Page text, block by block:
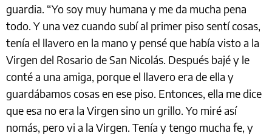
guardia. “Yo soy muy humana y me da mucha pena
todo. Y una vez cuando subí al primer piso sentí cosas,
tenía el llavero en la mano y pensé que había visto a la
Virgen del Rosario de San Nicolás. Después bajé y le
conté a una amiga, porque el llavero era de ella y
guardábamos cosas en ese piso. Entonces, ella me dice
que esa no era la Virgen sino un grillo. Yo miré así
nomás, pero vi a la Virgen. Tenía y tengo mucha fe, y